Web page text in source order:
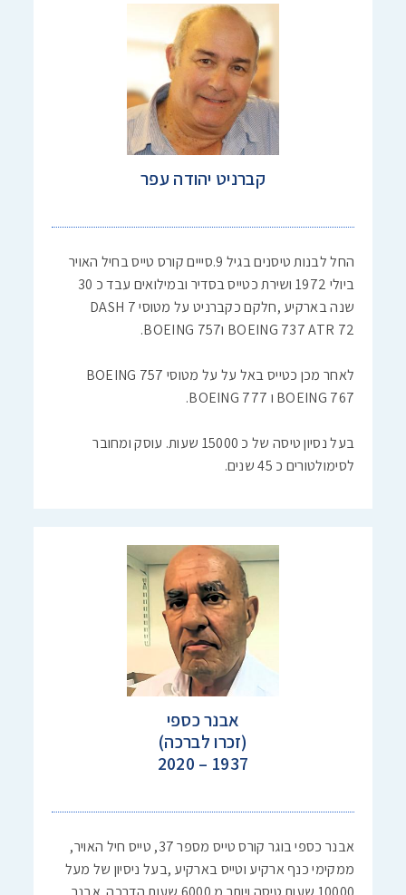
קברניט יהודה עפר
החל לבנות טיסנים בגיל 9.סייים קורס טייס בחיל האויר
ביולי 1972 ושירת כטייס בסדיר ובמילואים עבד כ 30
שנה בארקיע ,חלקם כקברניט על מטוסי DASH 7
BOEING 737 ATR 72 וBOEING 757.
לאחר מכן כטייס באל על על מטוסי BOEING 757
BOEING 767 ו BOEING 777.
בעל נסיון טיסה של כ 15000 שעות. עוסק ומחובר
לסימולטורים כ 45 שנים.
אבנר כספי
(זכרו לברכה)
1937 – 2020
אבנר כספי בוגר קורס טייס מספר 37, טייס חיל האויר,
ממקימי כנף ארקיע וטייס בארקיע ,בעל ניסיון של מעל